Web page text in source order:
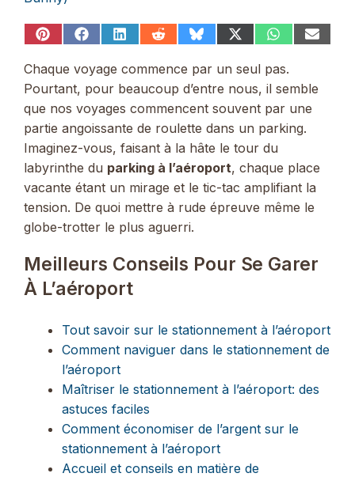
ShareShareShareShareShareShare
(Twitter)
ShareShare
Chaque voyage commence par un seul pas.
Pourtant, pour beaucoup d’entre nous, il semble
que nos voyages commencent souvent par une
partie angoissante de roulette dans un parking.
Imaginez-vous, faisant à la hâte le tour du
labyrinthe du parking à l’aéroport, chaque place
vacante étant un mirage et le tic-tac amplifiant la
tension. De quoi mettre à rude épreuve même le
globe-trotter le plus aguerri.
Meilleurs Conseils Pour Se Garer
À L’aéroport
Tout savoir sur le stationnement à l’aéroport
Comment naviguer dans le stationnement de
l’aéroport
Maîtriser le stationnement à l’aéroport: des
astuces faciles
Comment économiser de l’argent sur le
stationnement à l’aéroport
Accueil et conseils en matière de